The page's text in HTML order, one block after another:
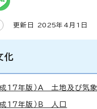
更新日 2025年4月1日
化
成17年版）A 土地及び気象
成17年版）B 人口